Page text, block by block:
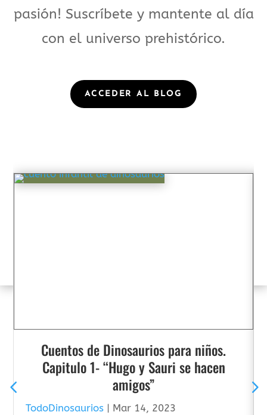
pasión! Suscríbete y mantente al día
con el universo prehistórico.
ACCEDER AL BLOG
Cuentos de Dinosaurios para niños.
Capitulo 1- “Hugo y Sauri se hacen
amigos”
TodoDinosaurios | Mar 14, 2023